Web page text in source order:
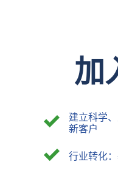
加
建立科学
新客户
行业转化